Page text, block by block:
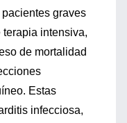
graves
intensiva,
de mortalidad
Estas
infecciosa,